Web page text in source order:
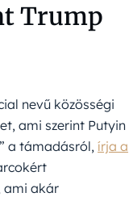
Trump
nevű közösségi
ami szerint Putyin
a támadásról, írja a
ami akár